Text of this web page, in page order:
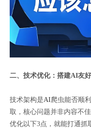
二、技术优化：搭建AI友
技术架构是AI爬虫能否顺
取，核心问题并非内容不
优化以下3点，就能打通抓